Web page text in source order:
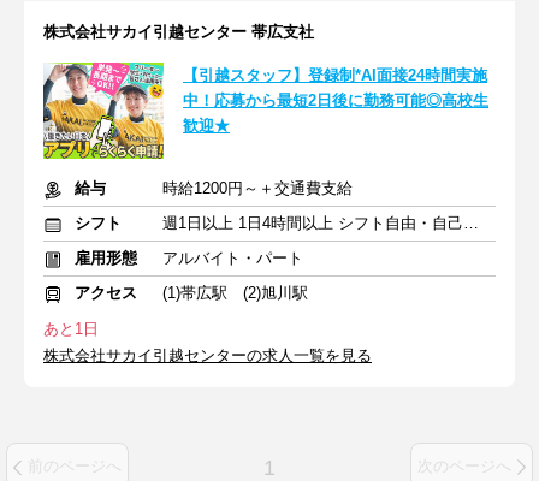
株式会社サカイ引越センター 帯広支社
【引越スタッフ】登録制*AI面接24時間実施
中！応募から最短2日後に勤務可能◎高校生
歓迎★
給与
時給1200円～＋交通費支給
シフト
週1日以上 1日4時間以上 シフト自由・自己申告
雇用形態
アルバイト・パート
アクセス
(1)帯広駅 (2)旭川駅
あと1日
株式会社サカイ引越センターの求人一覧を見る
前のページへ 1 次のページへ